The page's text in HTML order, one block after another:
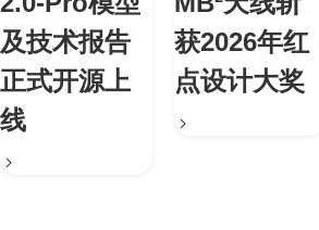
及技术报告
正式开源上
线
获2026年红
点设计大奖